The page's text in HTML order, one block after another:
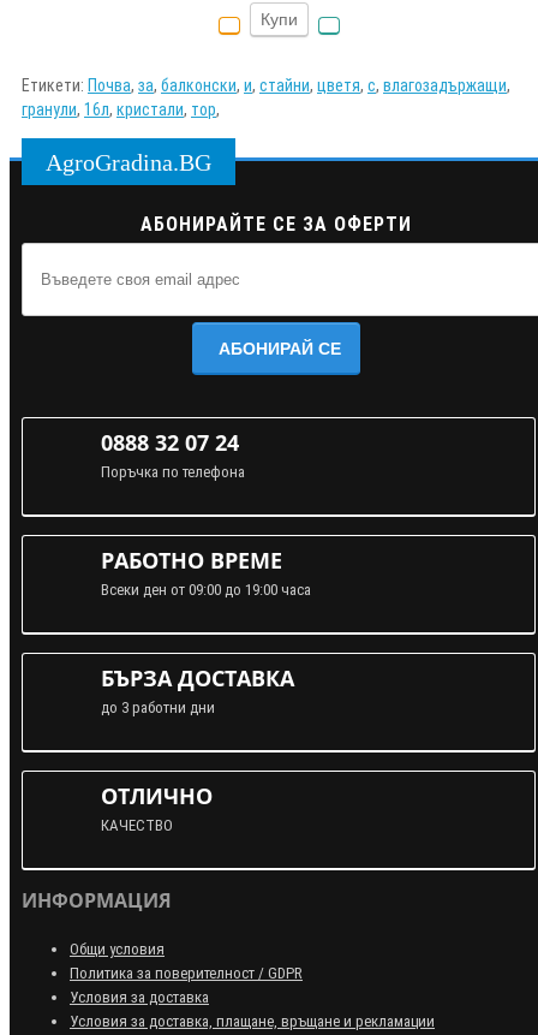
Купи
Етикети: Почва, за, балконски, и, стайни, цветя, с, влагозадържащи,
гранули, 16л, кристали, тор,
AgroGradina.BG
АБОНИРАЙТЕ СЕ ЗА ОФЕРТИ
АБОНИРАЙ СЕ
0888 32 07 24
Поръчка по телефона
РАБОТНО ВРЕМЕ
Всеки ден от 09:00 до 19:00 часа
БЪРЗА ДОСТАВКА
до 3 работни дни
ОТЛИЧНО
КАЧЕСТВО
ИНФОРМАЦИЯ
Общи условия
Политика за поверителност / GDPR
Условия за доставка
Условия за доставка, плащане, връщане и рекламации